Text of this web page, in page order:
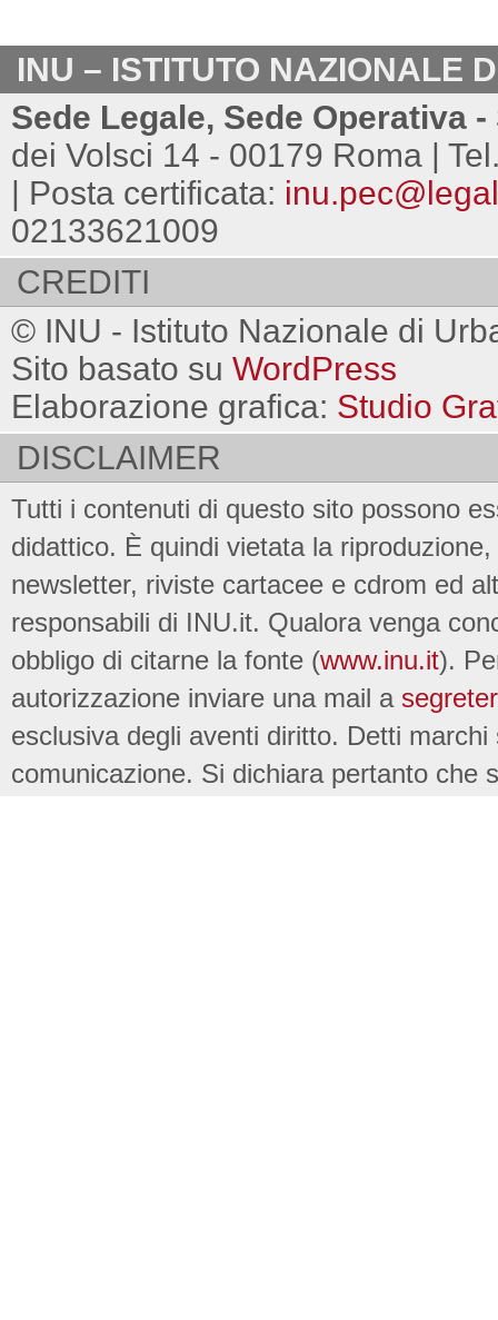
INU – ISTITUTO NAZIONALE
Sede Legale, Sede Operativa
dei Volsci 14 - 00179 Roma |
| Posta certificata:
02133621009
CREDITI
© INU - Istituto Nazionale di
Sito basato su WordPress
Elaborazione grafica: Studio
DISCLAIMER
Tutti i contenuti di questo sito possono
didattico. È quindi vietata la
newsletter, riviste cartacee e cdrom ed
responsabili di INU.it. Qualora venga
obbligo di citarne la fonte (www.inu.it).
autorizzazione inviare una mail a
esclusiva degli aventi diritto. Detti
comunicazione. Si dichiara pertanto che